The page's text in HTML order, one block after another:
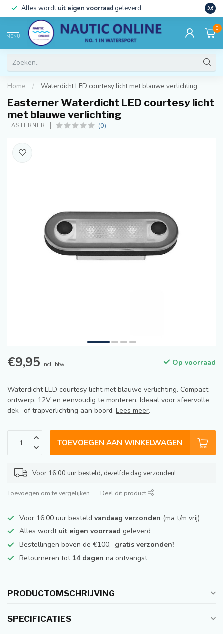
Alles wordtuit eigen voorraad geleverd 9.6
MENU
0
Home / Waterdicht LED courtesy licht met blauwe verlichting
Easterner Waterdicht LED courtesy licht
met blauwe verlichting
EASTERNER (0)
€9,95 Incl. btw Op voorraad
Waterdicht LED courtesy licht met blauwe verlichting. Compact
ontwerp, 12V en eenvoudig te monteren. Ideaal voor sfeervolle
dek- of trapverlichting aan boord. Lees meer.
TOEVOEGEN AAN WINKELWAGEN
Voor 16:00 uur besteld, dezelfde dag verzonden!
Toevoegen om te vergelijken Deel dit product
Voor 16:00 uur besteld vandaag verzonden (ma t/m vrij)
Alles wordt uit eigen voorraad geleverd
Bestellingen boven de €100,- gratis verzonden!
Retourneren tot 14 dagen na ontvangst
PRODUCTOMSCHRIJVING
SPECIFICATIES